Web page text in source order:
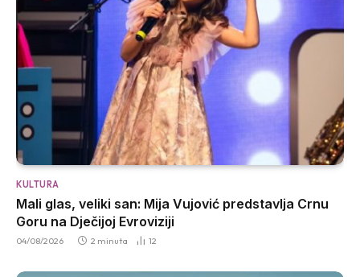
KULTURA
Mali glas, veliki san: Mija Vujović predstavlja Crnu
Goru na Dječijoj Evroviziji
04/08/2026 2 minuta 12